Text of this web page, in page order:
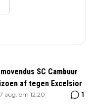
SC Cambuur
af tegen Excelsior
aug. om 12:20 1